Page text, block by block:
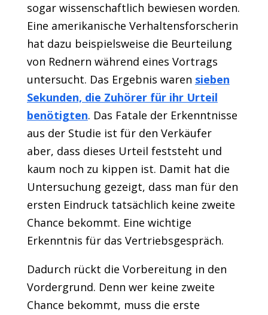
sogar wissenschaftlich bewiesen worden.
Eine amerikanische Verhaltensforscherin
hat dazu beispielsweise die Beurteilung
von Rednern während eines Vortrags
untersucht. Das Ergebnis waren sieben
Sekunden, die Zuhörer für ihr Urteil
benötigten. Das Fatale der Erkenntnisse
aus der Studie ist für den Verkäufer
aber, dass dieses Urteil feststeht und
kaum noch zu kippen ist. Damit hat die
Untersuchung gezeigt, dass man für den
ersten Eindruck tatsächlich keine zweite
Chance bekommt. Eine wichtige
Erkenntnis für das Vertriebsgespräch.
Dadurch rückt die Vorbereitung in den
Vordergrund. Denn wer keine zweite
Chance bekommt, muss die erste